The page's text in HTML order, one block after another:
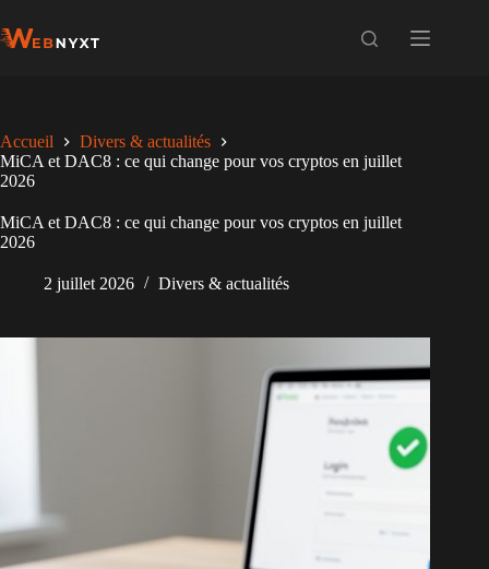
au
contenu
Accueil
Divers & actualités
MiCA et DAC8 : ce qui change pour vos cryptos en juillet
2026
MiCA et DAC8 : ce qui change pour vos cryptos en juillet
2026
2 juillet 2026 Divers & actualités